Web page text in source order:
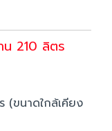
น 210 ลิตร
(ขนาดใกล้เคียง